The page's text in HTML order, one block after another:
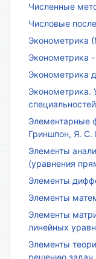
Численные
Числовые
Эконометрика
Эконометрика
Эконометрика
Эконометрика.
специальностей
Элементарные
Гриншпон, Я. С.
Элементы
(уравнения
Элементы
Элементы
Элементы
линейных
Элементы
решению задач.